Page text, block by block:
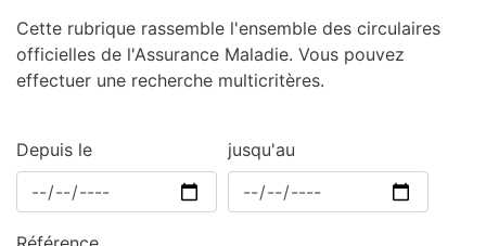
Cette rubrique rassemble l'ensemble des circulaires
officielles de l'Assurance Maladie. Vous pouvez
effectuer une recherche multicritères.
Depuis le jusqu'au